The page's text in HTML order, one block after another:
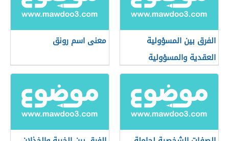
الفرق بين المسؤولية
العقدية والمسؤولية
التقصيرية
معنى اسم رونق